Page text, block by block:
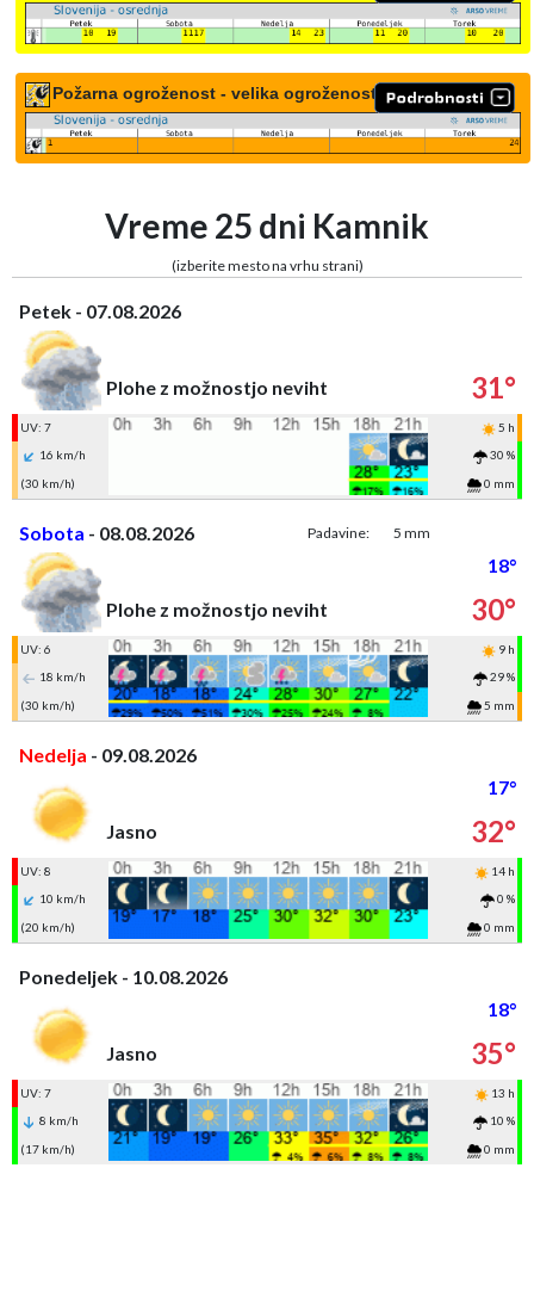
Požarna ogroženost - velika ogroženost
Vreme 25 dni Kamnik
(izberite mesto na vrhu strani)
Petek - 07.08.2026
Plohe z možnostjo neviht 31°
UV: 7
5 h
16 km/h
30 %
(30 km/h)
0 mm
Sobota - 08.08.2026 Padavine: 5 mm
18°
Plohe z možnostjo neviht
30°
UV: 6
9 h
18 km/h
29 %
(30 km/h)
5 mm
Nedelja - 09.08.2026
17°
Jasno
32°
UV: 8
14 h
10 km/h
0 %
(20 km/h)
0 mm
Ponedeljek - 10.08.2026
18°
Jasno
35°
UV: 7
13 h
8 km/h
10 %
(17 km/h)
0 mm